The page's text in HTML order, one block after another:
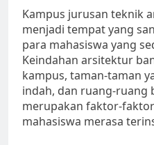
Kampus jurusan teknik
menjadi tempat yang
para mahasiswa yang
Keindahan arsitektur
kampus, taman-taman
indah, dan ruang-ruang
merupakan faktor-
mahasiswa merasa